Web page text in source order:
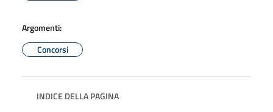
Argomenti:
Concorsi
INDICE DELLA PAGINA